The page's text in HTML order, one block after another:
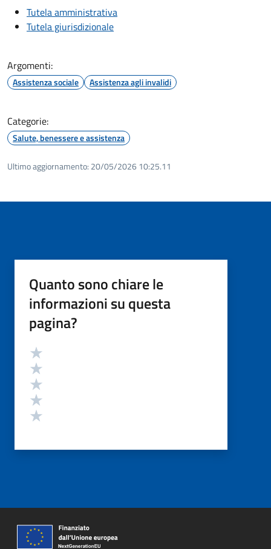
Tutela amministrativa
Tutela giurisdizionale
Argomenti:
Assistenza sociale Assistenza agli invalidi
Categorie:
Salute, benessere e assistenza
Ultimo aggiornamento: 20/05/2026 10:25.11
Quanto sono chiare le
informazioni su questa
pagina?
Valutazione